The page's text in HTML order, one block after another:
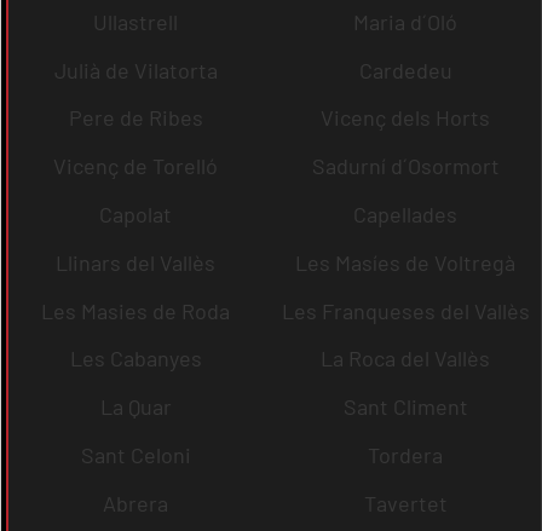
Ullastrell
Maria d´Oló
Julià de Vilatorta
Cardedeu
Pere de Ribes
Vicenç dels Horts
Vicenç de Torelló
Sadurní d´Osormort
Capolat
Capellades
Llinars del Vallès
Les Masíes de Voltregà
Les Masies de Roda
Les Franqueses del Vallès
Les Cabanyes
La Roca del Vallès
La Quar
Sant Climent
Sant Celoni
Tordera
Abrera
Tavertet